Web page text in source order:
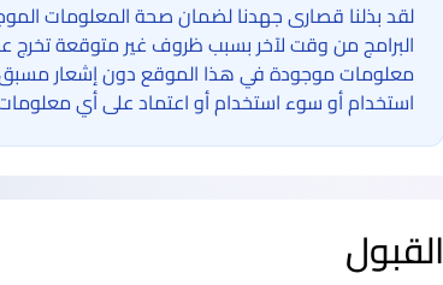
لقد بذلنا قصارى جهدنا لضمان صحة المعلومات
البرامج من وقت لآخر بسبب ظروف غير متوقعة تخرج
معلومات موجودة في هذا الموقع دون إشعار
استخدام أو سوء استخدام أو اعتماد على أي
القبول